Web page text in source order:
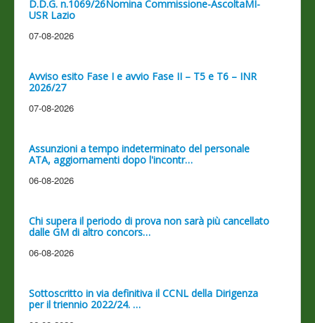
D.D.G. n.1069/26Nomina Commissione-AscoltaMI-
USR Lazio
07-08-2026
Avviso esito Fase I e avvio Fase II – T5 e T6 – INR
2026/27
07-08-2026
Assunzioni a tempo indeterminato del personale
ATA, aggiornamenti dopo l'incontr…
06-08-2026
Chi supera il periodo di prova non sarà più cancellato
dalle GM di altro concors…
06-08-2026
Sottoscritto in via definitiva il CCNL della Dirigenza
per il triennio 2022/24. …